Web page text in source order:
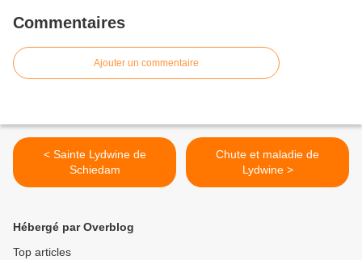
Commentaires
Ajouter un commentaire
< Sainte Lydwine de
Schiedam
Chute et maladie de
Lydwine >
Hébergé par Overblog
Top articles